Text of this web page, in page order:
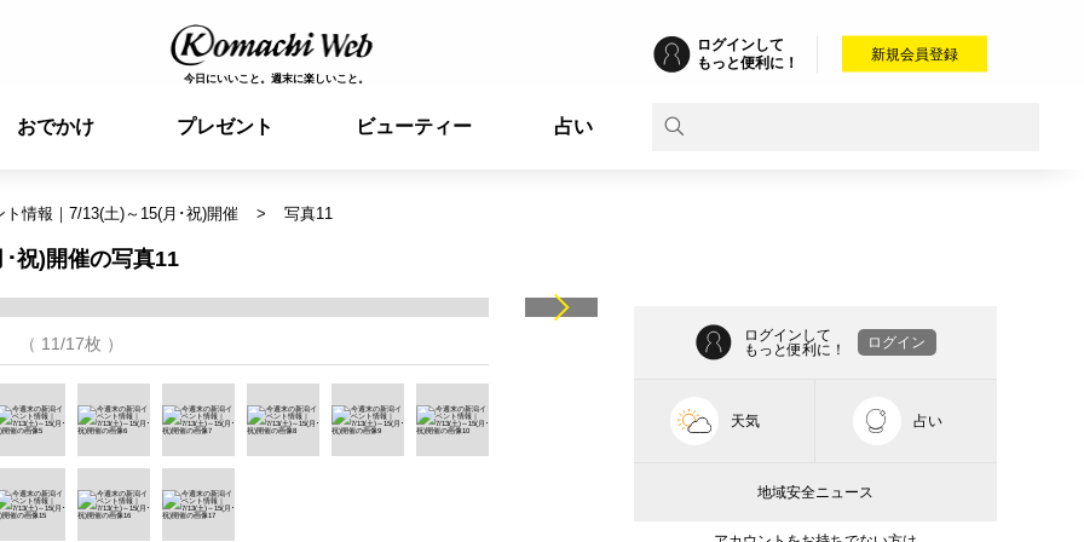
今日にいいこと。週末に楽しいこと。
ログインして
もっと便利に！
新規会員登録
おでかけ プレゼント ビューティー 占い
情報｜7/13(土)～15(月･祝)開催 写真11
祝)開催の写真11
（ 11/17枚 ）
ログインして
もっと便利に！
ログイン
天気 占い
地域安全ニュース